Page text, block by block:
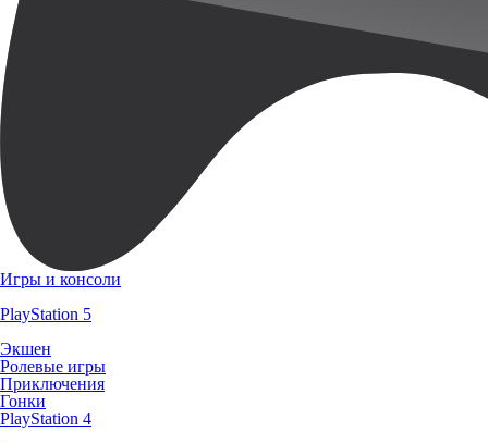
Игры и консоли
PlayStation 5
Экшен
Ролевые игры
Приключения
Гонки
PlayStation 4